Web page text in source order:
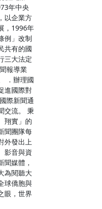
年中央
以企業方
，1996年
例」改制
共有的國
三大法定
報導業
．辦理國
進國際對
際新聞通
交流。 秉
翔實」的
聞團隊每
外發出上
影音與資
聞媒體，
為閱聽大
球僑胞與
眼，世界